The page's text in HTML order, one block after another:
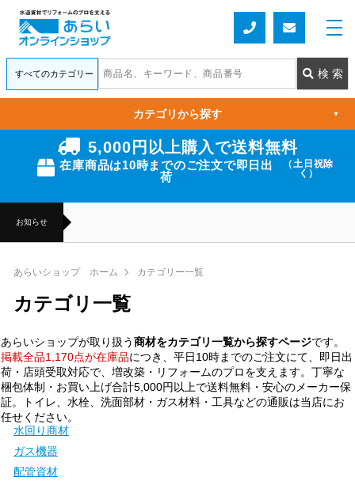
5,000円以上購入で送料無料
在庫商品は10時までのご注文で即日出
荷
（土日祝除
く）
お知らせ
カテゴリから探す ▼
あらいショップ ホーム カテゴリー一覧
カテゴリ一覧
あらいショップが取り扱う商材をカテゴリ一覧から探すページです。
掲載全品1,170点が在庫品につき、平日10時までのご注文にて、即日出
荷・店頭受取対応で、増改築・リフォームのプロを支えます。丁寧な
梱包体制・お買い上げ合計5,000円以上で送料無料・安心のメーカー保
証。トイレ、水栓、洗面部材・ガス材料・工具などの通販は当店にお
任せください。
水回り商材
ガス機器
配管資材